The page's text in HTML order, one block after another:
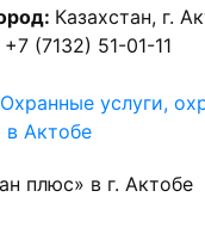
Казахстан, г.
+7 (7132) 51-01-11
Охранные услуги,
в Актобе
плюс» в г. Актобе